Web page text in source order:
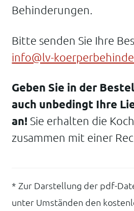
Behinderungen.
Bitte senden Sie Ihre
info@lv-
Geben Sie in der
auch unbedingt Ihre
an! Sie erhalten die
zusammen mit einer
* Zur Darstellung der pdf-
unter Umständen den